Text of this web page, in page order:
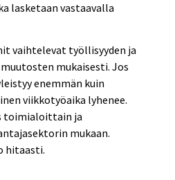
lasketaan vastaavalla
vaihtelevat työllisyyden ja
mukaisesti. Jos
enemmän kuin
viikkotyöaika lyhenee.
toimialoittain ja
mukaan.
hitaasti.